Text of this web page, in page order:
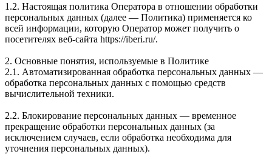
1.2. Настоящая политика Оператора в отношении обработки
персональных данных (далее — Политика) применяется ко
всей информации, которую Оператор может получить о
посетителях веб-сайта https://iberi.ru/.
2. Основные понятия, используемые в Политике
2.1. Автоматизированная обработка персональных данных —
обработка персональных данных с помощью средств
вычислительной техники.
2.2. Блокирование персональных данных — временное
прекращение обработки персональных данных (за
исключением случаев, если обработка необходима для
уточнения персональных данных).